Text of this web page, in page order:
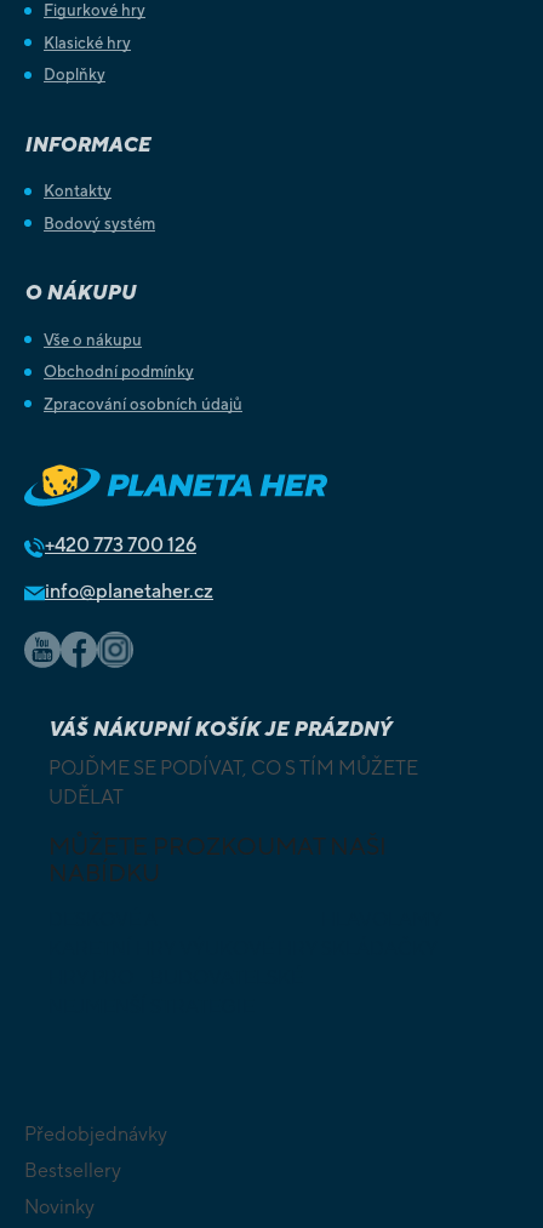
Figurkové hry
Klasické hry
Doplňky
INFORMACE
Kontakty
Bodový systém
O NÁKUPU
Vše o nákupu
Obchodní podmínky
Zpracování osobních údajů
+420 773 700 126
info@planetaher.cz
VÁŠ NÁKUPNÍ KOŠÍK JE PRÁZDNÝ
POJĎME SE PODÍVAT, CO S TÍM MŮŽETE
UDĚLAT
MŮŽETE PROZKOUMAT NAŠI
NABÍDKU
Předobjednávky
Bestsellery
Novinky